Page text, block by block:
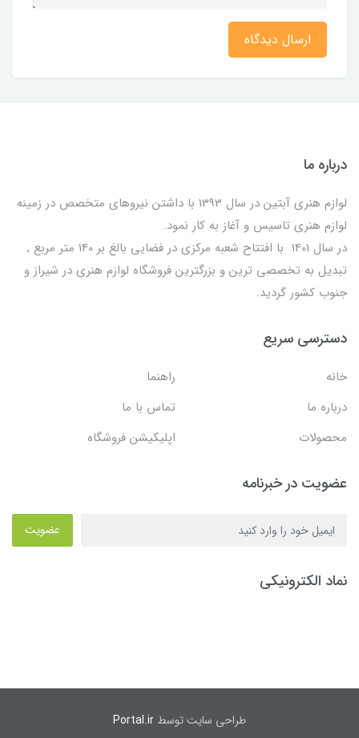
ارسال دیدگاه
درباره ما
لوازم هنری آبتین در سال 1393 با داشتن نیروهای متخصص در زمینه
لوازم هنری تاسیس و آغاز به کار نمود.
در سال 1401 با افتتاح شعبه مرکزی در فضایی بالغ بر 140 متر مربع ,
تبدیل به تخصصی ترین و بزرگترین فروشگاه لوازم هنری در شیراز و
جنوب کشور گردید.
دسترسی سریع
خانه
راهنما
درباره ما
تماس با ما
محصولات
اپلیکیشن فروشگاه
عضویت در خبرنامه
عضویت
نماد الکترونیکی
طراحی سایت توسط Portal.ir